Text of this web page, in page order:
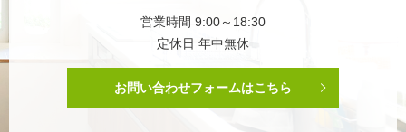
営業時間 9:00～18:30
定休日 年中無休
お問い合わせフォームはこちら